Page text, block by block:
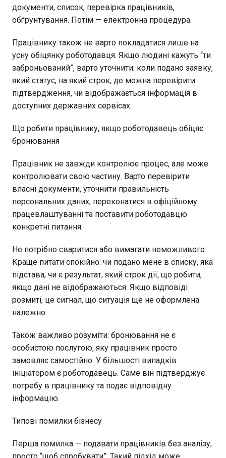
документи, список, перевірка працівників,
обґрунтування. Потім — електронна процедура.
Працівнику також не варто покладатися лише на
усну обіцянку роботодавця. Якщо людині кажуть “ти
заброньований”, варто уточнити: коли подано заявку,
який статус, на який строк, де можна перевірити
підтвердження, чи відображається інформація в
доступних державних сервісах.
Що робити працівнику, якщо роботодавець обіцяє
бронювання
Працівник не завжди контролює процес, але може
контролювати свою частину. Варто перевірити
власні документи, уточнити правильність
персональних даних, переконатися в офіційному
працевлаштуванні та поставити роботодавцю
конкретні питання.
Не потрібно сваритися або вимагати неможливого.
Краще питати спокійно: чи подано мене в списку, яка
підстава, чи є результат, який строк дії, що робити,
якщо дані не відображаються. Якщо відповіді
розмиті, це сигнал, що ситуація ще не оформлена
належно.
Також важливо розуміти: бронювання не є
особистою послугою, яку працівник просто
замовляє самостійно. У більшості випадків
ініціатором є роботодавець. Саме він підтверджує
потребу в працівнику та подає відповідну
інформацію.
Типові помилки бізнесу
Перша помилка — подавати працівників без аналізу,
просто “щоб спробувати”. Такий підхід може